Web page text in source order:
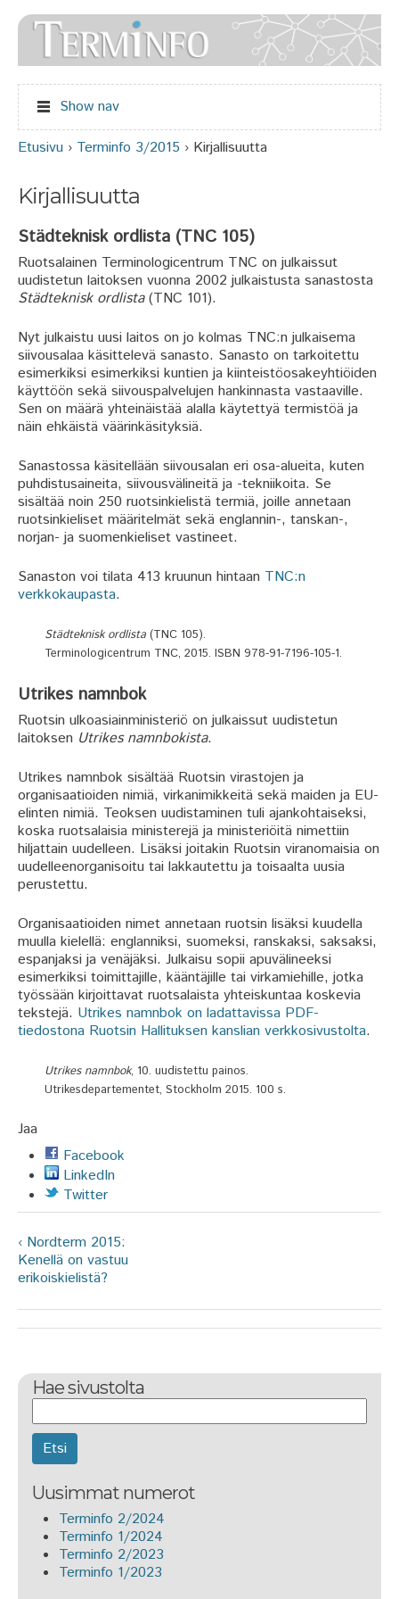
Jump to navigation
Show nav
Etusivu › Terminfo 3/2015 › Kirjallisuutta
Kirjallisuutta
Städteknisk ordlista (TNC 105)
Ruotsalainen Terminologicentrum TNC on julkaissut
uudistetun laitoksen vuonna 2002 julkaistusta sanastosta
Städteknisk ordlista(TNC 101).
Nyt julkaistu uusi laitos on jo kolmas TNC:n julkaisema
siivousalaa käsittelevä sanasto. Sanasto on tarkoitettu
esimerkiksi esimerkiksi kuntien ja kiinteistöosakeyhtiöiden
käyttöön sekä siivouspalvelujen hankinnasta vastaaville.
Sen on määrä yhteinäistää alalla käytettyä termistöä ja
näin ehkäistä väärinkäsityksiä.
Sanastossa käsitellään siivousalan eri osa-alueita, kuten
puhdistusaineita, siivousvälineitä ja -tekniikoita. Se
sisältää noin 250 ruotsinkielistä termiä, joille annetaan
ruotsinkieliset määritelmät sekä englannin-, tanskan-,
norjan- ja suomenkieliset vastineet.
Sanaston voi tilata 413 kruunun hintaan TNC:n
verkkokaupasta.
Städteknisk ordlista (TNC 105).
Terminologicentrum TNC, 2015. ISBN 978-91-7196-105-1.
Utrikes namnbok
Ruotsin ulkoasiainministeriö on julkaissut uudistetun
laitoksen Utrikes namnbokista.
Utrikes namnbok sisältää Ruotsin virastojen ja
organisaatioiden nimiä, virkanimikkeitä sekä maiden ja EU-
elinten nimiä. Teoksen uudistaminen tuli ajankohtaiseksi,
koska ruotsalaisia ministerejä ja ministeriöitä nimettiin
hiljattain uudelleen. Lisäksi joitakin Ruotsin viranomaisia on
uudelleenorganisoitu tai lakkautettu ja toisaalta uusia
perustettu.
Organisaatioiden nimet annetaan ruotsin lisäksi kuudella
muulla kielellä: englanniksi, suomeksi, ranskaksi, saksaksi,
espanjaksi ja venäjäksi. Julkaisu sopii apuvälineeksi
esimerkiksi toimittajille, kääntäjille tai virkamiehille, jotka
työssään kirjoittavat ruotsalaista yhteiskuntaa koskevia
tekstejä. Utrikes namnbok on ladattavissa PDF-
tiedostona Ruotsin Hallituksen kanslian verkkosivustolta.
Utrikes namnbok, 10. uudistettu painos.
Utrikesdepartementet, Stockholm 2015. 100 s.
Jaa
Facebook
LinkedIn
Twitter
‹ Nordterm 2015:
Kenellä on vastuu
erikoiskielistä?
Hae sivustolta
Uusimmat numerot
Terminfo 2/2024
Terminfo 1/2024
Terminfo 2/2023
Terminfo 1/2023